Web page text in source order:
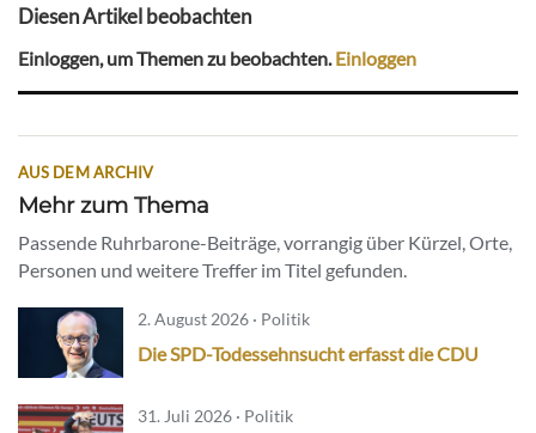
Diesen Artikel beobachten
Einloggen, um Themen zu beobachten.Einloggen
AUS DEM ARCHIV
Mehr zum Thema
Passende Ruhrbarone-Beiträge, vorrangig über Kürzel, Orte,
Personen und weitere Treffer im Titel gefunden.
2. August 2026 · Politik
Die SPD-Todessehnsucht erfasst die CDU
31. Juli 2026 · Politik